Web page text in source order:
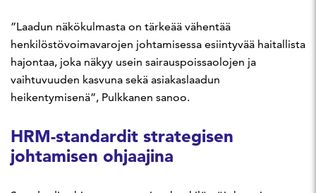
”Laadun näkökulmasta on tärkeää vähentää
henkilöstövoimavarojen johtamisessa esiintyvää haitallista
hajontaa, joka näkyy usein sairauspoissaolojen ja
vaihtuvuuden kasvuna sekä asiakaslaadun
heikentymisenä”, Pulkkanen sanoo.
HRM-standardit strategisen
johtamisen ohjaajina